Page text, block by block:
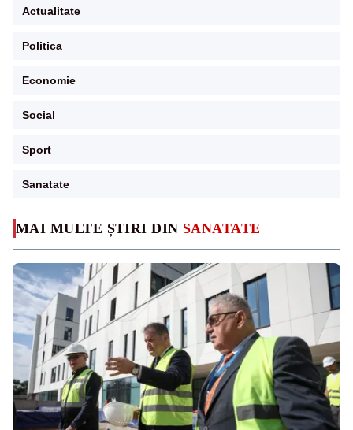
MAI MULTE ȘTIRI DIN SANATATE
Actualitate
Politica
Economie
Social
Sport
Sanatate